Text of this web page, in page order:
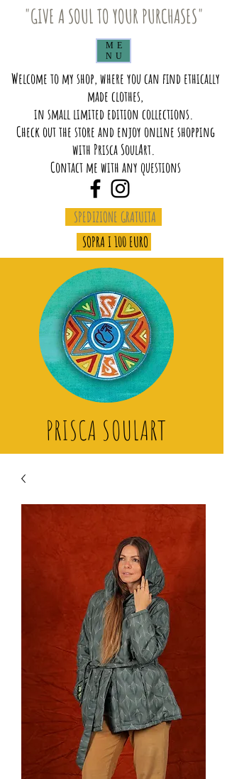
SPEDIZIONE GRATUITA
ME
NU
PRISCA SOULART
"GIVE A SOUL TO YOUR PURCHASES"
Welcome to my shop, where you can find ethically
made clothes,
in small limited edition collections.
Check out the store and enjoy online shopping
with Prisca SoulArt.
Contact me with any questions
SOPRA I 100 EURO